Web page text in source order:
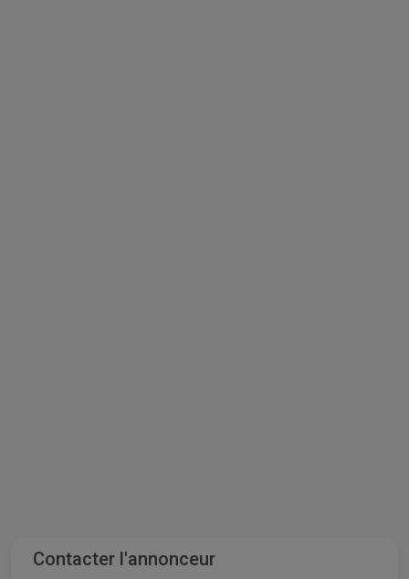
Contacter l'annonceur